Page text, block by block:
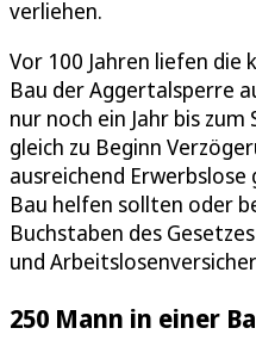
verliehen.
Vor 100 Jahren liefen die
Bau der Aggertalsperre
nur noch ein Jahr bis
gleich zu Beginn
ausreichend
Bau helfen sollten oder
Buchstaben des
und
250 Mann in einer